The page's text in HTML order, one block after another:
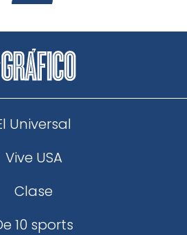
Universal
Vive USA
Clase
10 sports